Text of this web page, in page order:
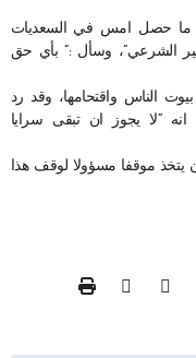
الشرعي”، وسأل :” بأي حق
الناس واقتحامها، وقد رد
“لا يجوز ان تبقى سرايا
يتخذ موقفا مسؤولا لوقف هذا